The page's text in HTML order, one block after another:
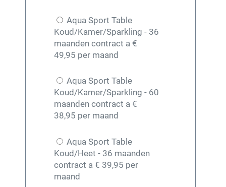
Aqua Sport Table
Koud/Kamer/Sparkling - 36
maanden contract a €
49,95 per maand
Aqua Sport Table
Koud/Kamer/Sparkling - 60
maanden contract a €
38,95 per maand
Aqua Sport Table
Koud/Heet - 36 maanden
contract a € 39,95 per
maand